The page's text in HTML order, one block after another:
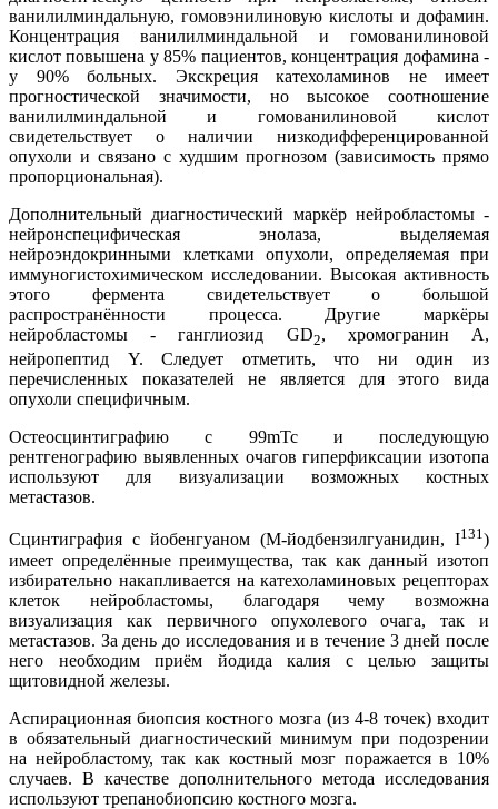
ванилилминдальную, гомовэнилиновую кислоты и дофамин.
Концентрация ванилилминдальной и гомованилиновой
кислот повышена у 85% пациентов, концентрация дофамина -
у 90% больных. Экскреция катехоламинов не имеет
прогностической значимости, но высокое соотношение
ванилилминдальной и гомованилиновой кислот
свидетельствует о наличии низкодифференцированной
опухоли и связано с худшим прогнозом (зависимость прямо
пропорциональная).
Дополнительный диагностический маркёр нейробластомы -
нейронспецифическая энолаза, выделяемая
нейроэндокринными клетками опухоли, определяемая при
иммуногистохимическом исследовании. Высокая активность
этого фермента свидетельствует о большой
распространённости процесса. Другие маркёры
нейробластомы - ганглиозид GD2, хромогранин А,
нейропептид Y. Следует отметить, что ни один из
перечисленных показателей не является для этого вида
опухоли специфичным.
Остеосцинтиграфию с 99mТс и последующую
рентгенографию выявленных очагов гиперфиксации изотопа
используют для визуализации возможных костных
метастазов.
Сцинтиграфия с йобенгуаном (М-йодбензилгуанидин, I131)
имеет определённые преимущества, так как данный изотоп
избирательно накапливается на катехоламиновых рецепторах
клеток нейробластомы, благодаря чему возможна
визуализация как первичного опухолевого очага, так и
метастазов. За день до исследования и в течение 3 дней после
него необходим приём йодида калия с целью защиты
щитовидной железы.
Аспирационная биопсия костного мозга (из 4-8 точек) входит
в обязательный диагностический минимум при подозрении
на нейробластому, так как костный мозг поражается в 10%
случаев. В качестве дополнительного метода исследования
используют трепанобиопсию костного мозга.